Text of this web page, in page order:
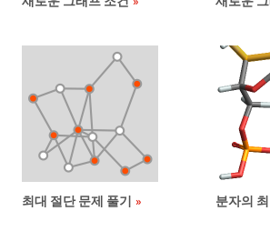
최대 절단 문제 풀기 분자의